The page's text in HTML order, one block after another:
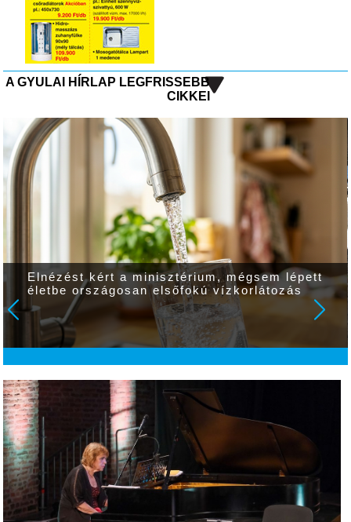
A GYULAI HÍRLAP LEGFRISSEBB
CIKKEI
Elnézést kért a minisztérium, mégsem lépett
életbe országosan elsőfokú vízkorlátozás